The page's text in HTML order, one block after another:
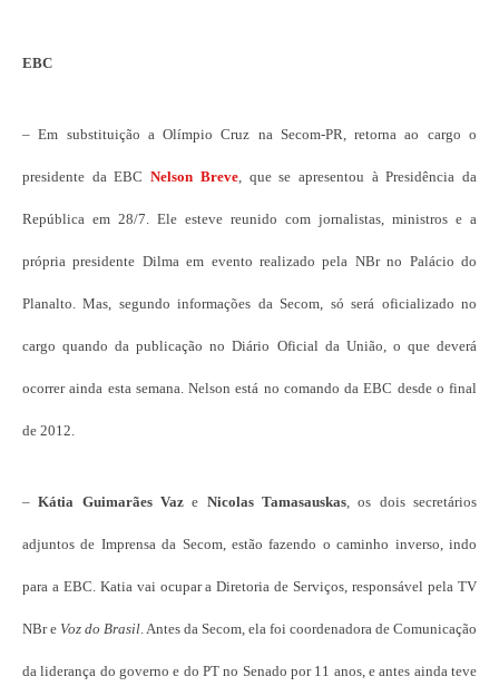
EBC
– Em substituição a Olímpio Cruz na Secom-PR, retorna ao cargo o
presidente da EBCNelson Breve, que se apresentou à Presidência da
República em 28/7. Ele esteve reunido com jornalistas, ministros e a
própria presidente Dilma em evento realizado pela NBr no Palácio do
Planalto. Mas, segundo informações da Secom, só será oficializado no
cargo quando da publicação no Diário Oficial da União, o que deverá
ocorrer ainda esta semana. Nelson está no comando da EBC desde o final
de 2012.
–Kátia Guimarães Vaz e Nicolas Tamasauskas , os dois secretários
adjuntos de Imprensa da Secom, estão fazendo o caminho inverso, indo
para a EBC. Katia vai ocupar a Diretoria de Serviços, responsável pela TV
NBr e Voz do Brasil . Antes da Secom, ela foi coordenadora de Comunicação
da liderança do governo e do PT no Senado por 11 anos, e antes ainda teve